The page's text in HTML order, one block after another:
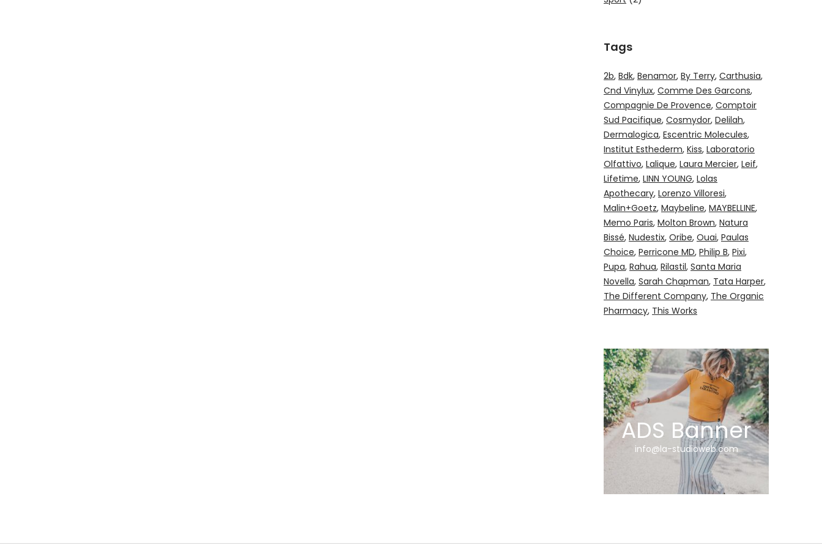
Tags
2b Bdk Benamor By Terry Carthusia
Cnd Vinylux Comme Des Garcons
Compagnie De Provence Comptoir
Sud Pacifique Cosmydor Delilah
Dermalogica Escentric Molecules
Institut Esthederm Kiss Laboratorio
Olfattivo Lalique Laura Mercier Leif
Lifetime LINN YOUNG Lolas
Apothecary Lorenzo Villoresi
Malin+Goetz Maybeline MAYBELLINE
Memo Paris Molton Brown Natura
Bissé Nudestix Oribe Ouai Paulas
Choice Perricone MD Philip B Pixi
Pupa Rahua Rilastil Santa Maria
Novella Sarah Chapman Tata Harper
The Different Company The Organic
Pharmacy This Works
ADS Banner
info@la-studioweb.com